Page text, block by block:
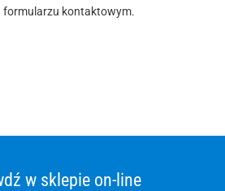
formularzu kontaktowym.
w sklepie on-line